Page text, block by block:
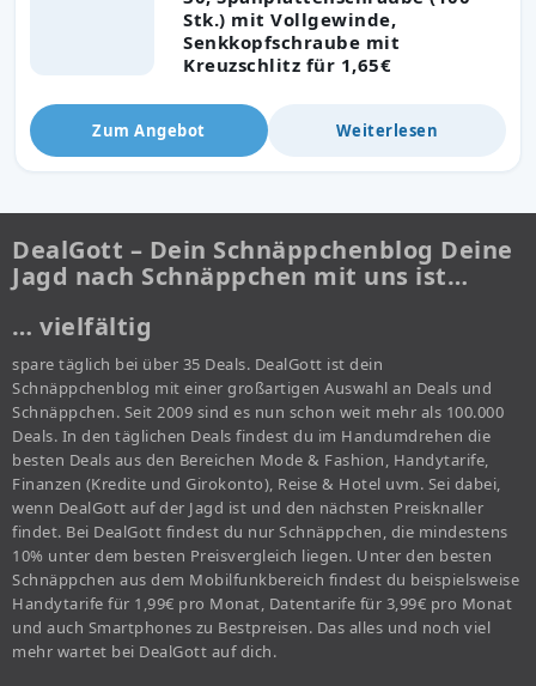
Stk.) mit Vollgewinde,
Senkkopfschraube mit
Kreuzschlitz für 1,65€
Zum Angebot Weiterlesen
DealGott – Dein Schnäppchenblog Deine
Jagd nach Schnäppchen mit uns ist…
… vielfältig
spare täglich bei über 35 Deals. DealGott ist dein
Schnäppchenblog mit einer großartigen Auswahl an Deals und
Schnäppchen. Seit 2009 sind es nun schon weit mehr als 100.000
Deals. In den täglichen Deals findest du im Handumdrehen die
besten Deals aus den Bereichen Mode & Fashion, Handytarife,
Finanzen (Kredite und Girokonto), Reise & Hotel uvm. Sei dabei,
wenn DealGott auf der Jagd ist und den nächsten Preisknaller
findet. Bei DealGott findest du nur Schnäppchen, die mindestens
10% unter dem besten Preisvergleich liegen. Unter den besten
Schnäppchen aus dem Mobilfunkbereich findest du beispielsweise
Handytarife für 1,99€ pro Monat, Datentarife für 3,99€ pro Monat
und auch Smartphones zu Bestpreisen. Das alles und noch viel
mehr wartet bei DealGott auf dich.